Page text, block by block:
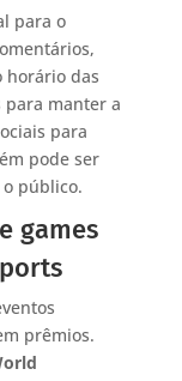
para o
horário das
para manter a
para
pode ser
público.
games
prêmios.